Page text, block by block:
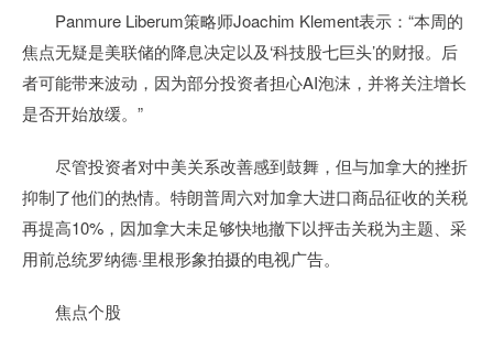
Panmure Liberum策略师Joachim Klement表示：“本周的
焦点无疑是美联储的降息决定以及‘科技股七巨头’的财报。后
者可能带来波动，因为部分投资者担心AI泡沫，并将关注增长
是否开始放缓。”
尽管投资者对中美关系改善感到鼓舞，但与加拿大的挫折
抑制了他们的热情。特朗普周六对加拿大进口商品征收的关税
再提高10%，因加拿大未足够快地撤下以抨击关税为主题、采
用前总统罗纳德·里根形象拍摄的电视广告。
焦点个股